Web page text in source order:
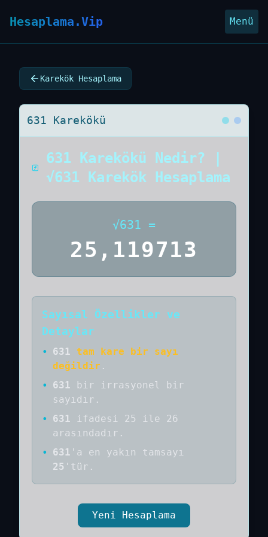
Hesaplama.Vip Menü
Karekök Hesaplama
631 Karekökü
631 Karekökü Nedir? |
√631 Karekök Hesaplama
√631 =
25,119713
Sayısal Özellikler ve
Detaylar
• 631
tam kare bir sayı
değildir .
•
631 bir
irrasyonel bir
sayıdır .
•
631
ifadesi 25 ile 26
arasındadır.
•
631 'a en yakın tamsayı
25 'tür.
Yeni Hesaplama